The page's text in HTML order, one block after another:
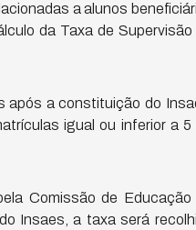
a alunos
da Taxa de Supervisão
após a constituição do
igual ou inferior a 5
Comissão de Educação
Insaes, a taxa será